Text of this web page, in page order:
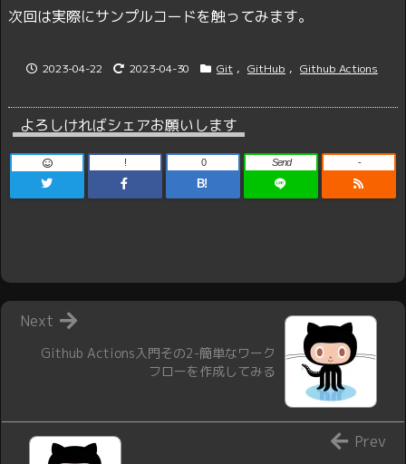
次回は実際にサンプルコードを触ってみます。
2023-04-22 2023-04-30 Git , GitHub , Github Actions
よろしければシェアお願いします
!
B!
0 Send -
Github Actions入門その2-簡単なワーク
フローを作成してみる
Next
Prev